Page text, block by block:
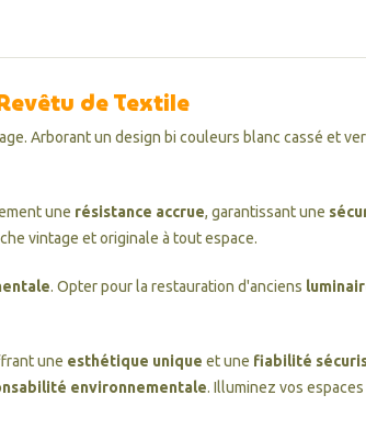
de Textile
Arborant un design bi couleurs blanc cassé et
une résistance accrue, garantissant une
vintage et originale à tout espace.
. Opter pour la restauration d'anciens
une esthétique unique et une fiabilité
environnementale. Illuminez vos espaces